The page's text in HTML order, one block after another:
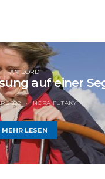
AN BORD
auf einer
2022 NORA FUTAKY
MEHR LESEN